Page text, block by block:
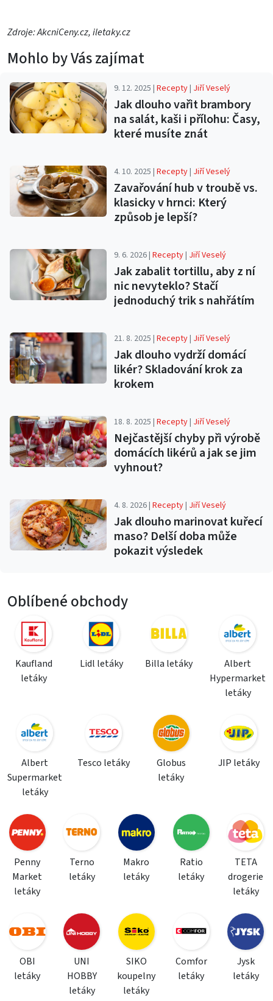
Zdroje: AkcniCeny.cz, iletaky.cz
Mohlo by Vás zajímat
9. 12. 2025 |Recepty| Jiří Veselý
Jak dlouho vařit brambory
na salát, kaši i přílohu: Časy,
které musíte znát
4. 10. 2025 |Recepty| Jiří Veselý
Zavařování hub v troubě vs.
klasicky v hrnci: Který
způsob je lepší?
9. 6. 2026 |Recepty| Jiří Veselý
Jak zabalit tortillu, aby z ní
nic nevyteklo? Stačí
jednoduchý trik s nahřátím
21. 8. 2025 |Recepty| Jiří Veselý
Jak dlouho vydrží domácí
likér? Skladování krok za
krokem
18. 8. 2025 |Recepty| Jiří Veselý
Nejčastější chyby při výrobě
domácích likérů a jak se jim
vyhnout?
4. 8. 2026 |Recepty| Jiří Veselý
Jak dlouho marinovat kuřecí
maso? Delší doba může
pokazit výsledek
Oblíbené obchody
Kaufland
letáky
Lidl letáky Billa letáky
Albert
Hypermarket
letáky
Albert
Supermarket
letáky
Tesco letáky
Globus
letáky
JIP letáky
Penny
Market
letáky
Terno
letáky
Makro
letáky
Ratio
letáky
TETA
drogerie
letáky
OBI
letáky
UNI
HOBBY
letáky
SIKO
koupelny
letáky
Comfor
letáky
Jysk
letáky